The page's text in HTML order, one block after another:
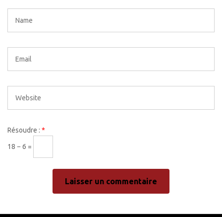
Résoudre : *
18 − 6 =